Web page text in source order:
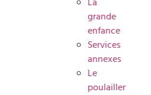
grande
enfance
Services
annexes
Le
poulailler